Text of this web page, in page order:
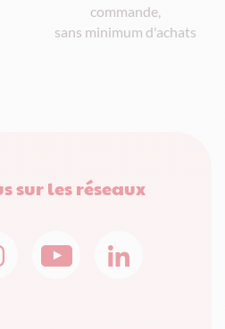
commande,
sans minimum d'achats
sur les réseaux